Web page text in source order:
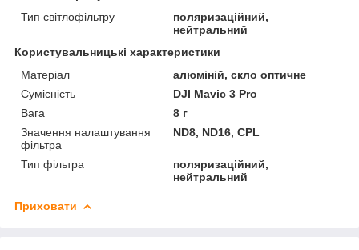
Тип світлофільтру
поляризаційний,
нейтральний
Користувальницькі характеристики
Матеріал
алюміній, скло оптичне
Сумісність
DJI Mavic 3 Pro
Вага
8 г
Значення налаштування
фільтра
ND8, ND16, CPL
Тип фільтра
поляризаційний,
нейтральний
Приховати